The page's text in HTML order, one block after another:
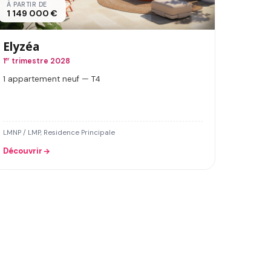
À PARTIR DE
1 149 000 €
Elyzéa
1er trimestre 2028
1 appartement neuf — T4
LMNP / LMP, Residence Principale
Découvrir